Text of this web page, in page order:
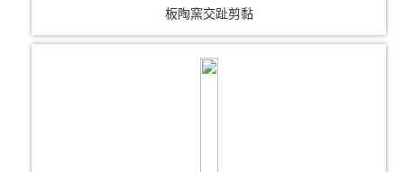
板陶窯交趾剪黏